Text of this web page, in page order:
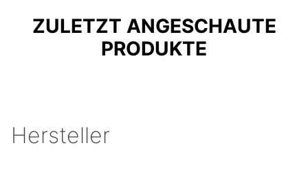
ZULETZT ANGESCHAUTE
PRODUKTE
Hersteller